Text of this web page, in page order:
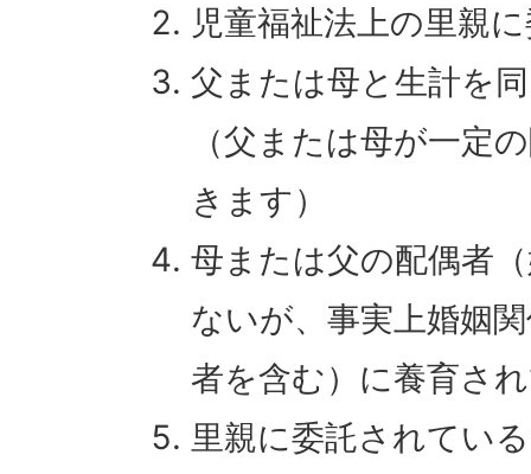
児童福祉法上の里親
父または母と生計を
（父または母が一定
きます）
母または父の配偶者
ないが、事実上婚姻
者を含む）に養育さ
里親に委託されてい